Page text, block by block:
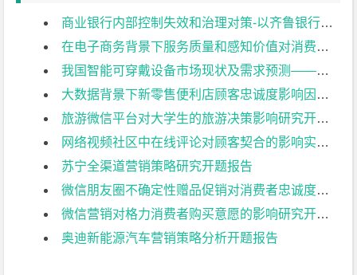
商业银行内部控制失效和治理对策-以齐鲁银行为例开题报告
在电子商务背景下服务质量和感知价值对消费者行为的影响开题报告
我国智能可穿戴设备市场现状及需求预测——以小米手环为例开题报告
大数据背景下新零售便利店顾客忠诚度影响因素实证分析–以天猫小店为例开题报告
旅游微信平台对大学生的旅游决策影响研究开题报告
网络视频社区中在线评论对顾客契合的影响实证研究开题报告
苏宁全渠道营销策略研究开题报告
微信朋友圈不确定性赠品促销对消费者忠诚度的影响分析开题报告
微信营销对格力消费者购买意愿的影响研究开题报告
奥迪新能源汽车营销策略分析开题报告